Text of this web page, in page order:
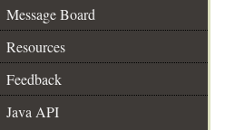
Message Board
Resources
Feedback
Java API